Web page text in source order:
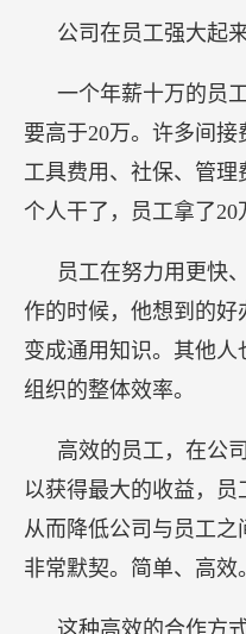
公司在员工强大起
一个年薪十万的员
要高于20万。许多间接
工具费用、社保、管
个人干了，员工拿了20
员工在努力用更快
作的时候，他想到的好
变成通用知识。其他
组织的整体效率。
高效的员工，在公
以获得最大的收益，员
从而降低公司与员工
非常默契。简单、高效。
这种高效的合作方